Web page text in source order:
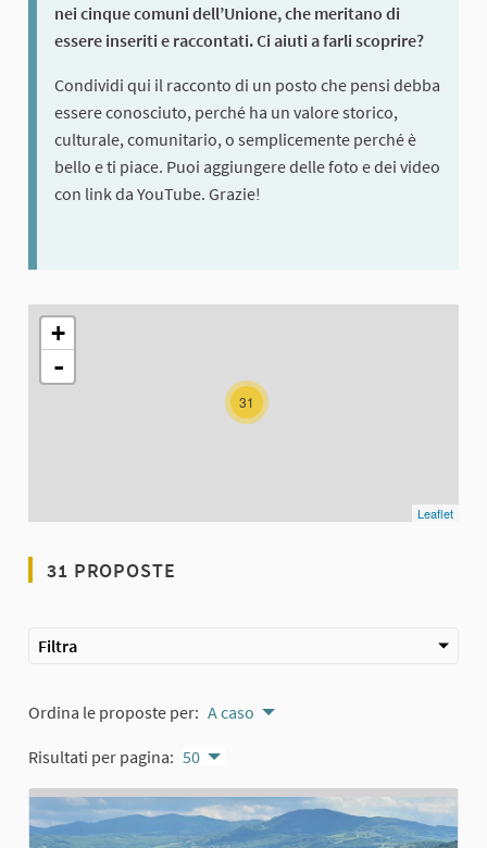
nei cinque comuni dell’Unione, che meritano di
essere inseriti e raccontati. Ci aiuti a farli scoprire?
Condividi qui il racconto di un posto che pensi debba
essere conosciuto, perché ha un valore storico,
culturale, comunitario, o semplicemente perché è
bello e ti piace. Puoi aggiungere delle foto e dei video
con link da YouTube. Grazie!
L'elemento seguente è una mappa che presenta gli
31
+
-
Leaflet
31 PROPOSTE
Filtra
Ordina le proposte per: A caso
Risultati per pagina: 50